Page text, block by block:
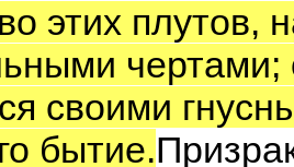
этих
своими
бытие.